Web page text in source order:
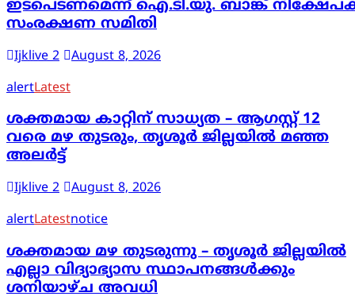
ഇടപെടണമെന്ന് ഐ.ടി.യു. ബാങ്ക്
സംരക്ഷണ സമിതി
Ijklive 2
August 8, 2026
alertLatest
ശക്തമായ കാറ്റിന് സാധ്യത – ആഗസ്റ്റ് 12
വരെ മഴ തുടരും, തൃശൂർ ജില്ലയിൽ മഞ്ഞ
അലർട്ട്
Ijklive 2
August 8, 2026
alertLatestnotice
ശക്തമായ മഴ തുടരുന്നു – തൃശൂർ ജില്ലയിൽ
എല്ലാ വിദ്യാഭ്യാസ സ്ഥാപനങ്ങൾക്കും
ശനിയാഴ്ച അവധി